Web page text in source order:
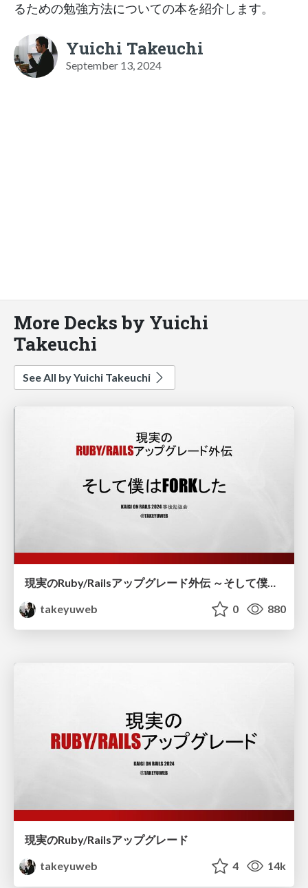
るための勉強方法についての本を紹介します。
Yuichi Takeuchi
September 13, 2024
More Decks by Yuichi
Takeuchi
See All by Yuichi Takeuchi
現実のRuby/Railsアップグレード外伝 ～そして僕はforkした～
takeyuweb
0 880
現実のRuby/Railsアップグレード
takeyuweb
4 14k